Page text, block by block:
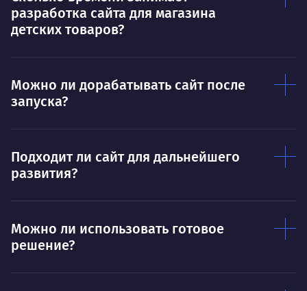
Дышать. Без этого совсем не могу.
Умею
Договариваться.
сказано.
О
разработка сайта для магазина
детских товаров?
Можно ли дорабатывать сайт после
запуска?
Подходит ли сайт для дальнейшего
развития?
Можно ли использовать готовое
решение?